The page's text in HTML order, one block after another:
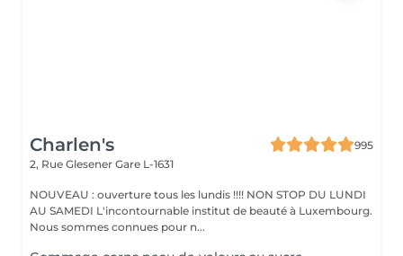
Charlen's
995
2, Rue Glesener Gare L-1631
NOUVEAU : ouverture tous les lundis !!!! NON STOP DU LUNDI
AU SAMEDI L'incontournable institut de beauté à Luxembourg.
Nous sommes connues pour n...